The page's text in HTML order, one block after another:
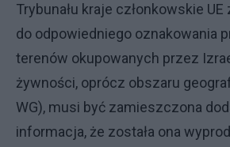
Trybunału kraje członkowskie
do odpowiedniego oznakowania
terenów okupowanych przez
żywności, oprócz obszaru
WG), musi być zamieszczona
informacja, że została ona